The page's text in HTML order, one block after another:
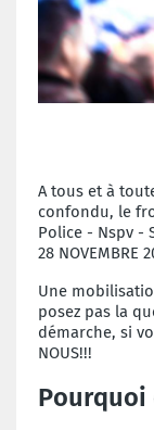
A tous et à
confondu, le
Police - Nspv -
28 NOVEMBRE
Une
posez pas la
démarche, si
NOUS!!!